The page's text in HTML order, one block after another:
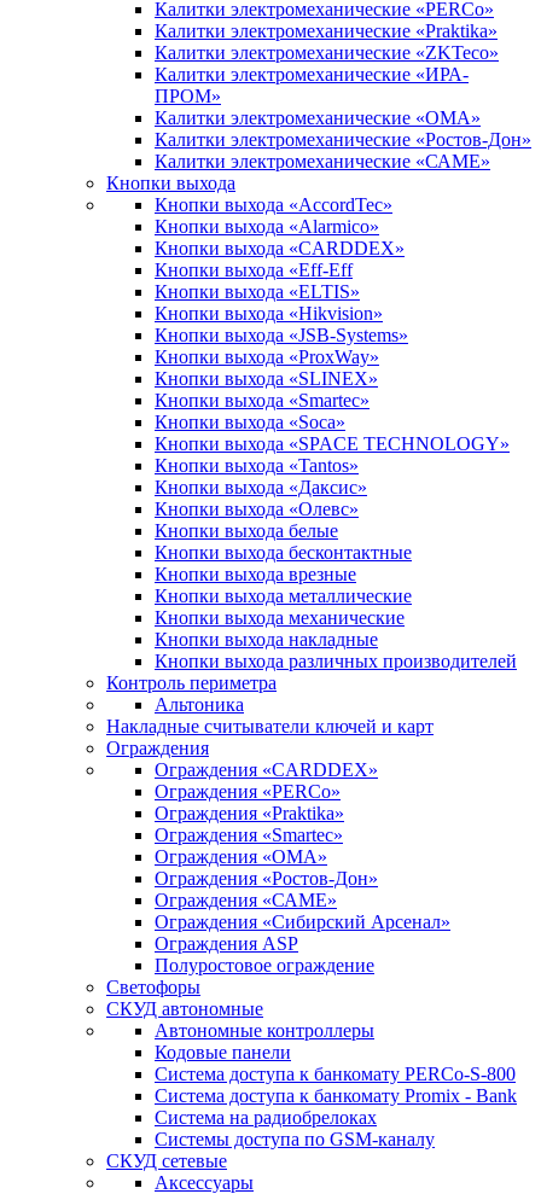
Калитки электромеханические «PERCo»
Калитки электромеханические «Praktika»
Калитки электромеханические «ZKTeco»
Калитки электромеханические «ИРА-
ПРОМ»
Калитки электромеханические «ОМА»
Калитки электромеханические «Ростов-Дон»
Калитки электромеханические «САМЕ»
Кнопки выхода
Кнопки выхода «AccordTec»
Кнопки выхода «Alarmico»
Кнопки выхода «CARDDEX»
Кнопки выхода «Eff-Eff
Кнопки выхода «ELTIS»
Кнопки выхода «Hikvision»
Кнопки выхода «JSB-Systems»
Кнопки выхода «ProxWay»
Кнопки выхода «SLINEX»
Кнопки выхода «Smartec»
Кнопки выхода «Soca»
Кнопки выхода «SPACE TECHNOLOGY»
Кнопки выхода «Tantos»
Кнопки выхода «Даксис»
Кнопки выхода «Олевс»
Кнопки выхода белые
Кнопки выхода бесконтактные
Кнопки выхода врезные
Кнопки выхода металлические
Кнопки выхода механические
Кнопки выхода накладные
Кнопки выхода различных производителей
Контроль периметра
Альтоника
Накладные считыватели ключей и карт
Ограждения
Ограждения «CARDDEX»
Ограждения «PERCo»
Ограждения «Praktika»
Ограждения «Smartec»
Ограждения «ОМА»
Ограждения «Ростов-Дон»
Ограждения «САМЕ»
Ограждения «Сибирский Арсенал»
Ограждения ASP
Полуростовое ограждение
Светофоры
СКУД автономные
Автономные контроллеры
Кодовые панели
Система доступа к банкомату PERCo-S-800
Система доступа к банкомату Promix - Bank
Система на радиобрелоках
Системы доступа по GSM-каналу
СКУД сетевые
Аксессуары